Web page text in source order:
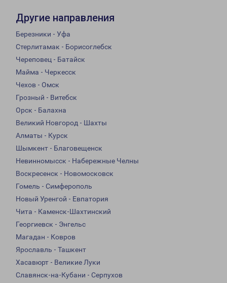
Другие направления
Березники - Уфа
Стерлитамак - Борисоглебск
Череповец - Батайск
Майма - Черкесск
Чехов - Омск
Грозный - Витебск
Орск - Балахна
Великий Новгород - Шахты
Алматы - Курск
Шымкент - Благовещенск
Невинномысск - Набережные Челны
Воскресенск - Новомосковск
Гомель - Симферополь
Новый Уренгой - Евпатория
Чита - Каменск-Шахтинский
Георгиевск - Энгельс
Магадан - Ковров
Ярославль - Ташкент
Хасавюрт - Великие Луки
Славянск-на-Кубани - Серпухов